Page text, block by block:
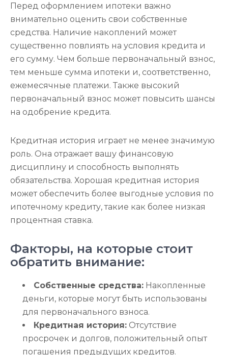
Перед оформлением ипотеки важно
внимательно оценить свои собственные
средства. Наличие накоплений может
существенно повлиять на условия кредита и
его сумму. Чем больше первоначальный взнос,
тем меньше сумма ипотеки и, соответственно,
ежемесячные платежи. Также высокий
первоначальный взнос может повысить шансы
на одобрение кредита.
Кредитная история играет не менее значимую
роль. Она отражает вашу финансовую
дисциплину и способность выполнять
обязательства. Хорошая кредитная история
может обеспечить более выгодные условия по
ипотечному кредиту, такие как более низкая
процентная ставка.
Факторы, на которые стоит
обратить внимание:
Собственные средства: Накопленные
деньги, которые могут быть использованы
для первоначального взноса.
Кредитная история: Отсутствие
просрочек и долгов, положительный опыт
погашения предыдущих кредитов.